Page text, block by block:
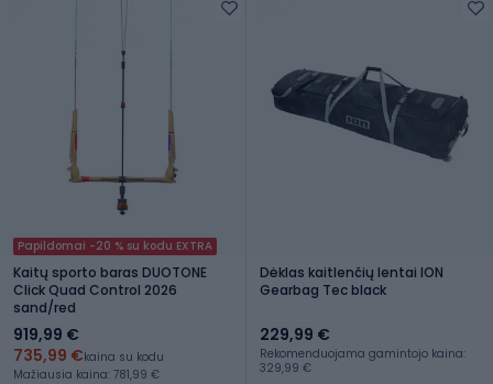
Papildomai -20 % su kodu EXTRA
Kaitų sporto baras DUOTONE
Click Quad Control 2026
sand/red
919,99 €
735,99 €kaina su kodu
Mažiausia kaina: 781,99 €
Dėklas kaitlenčių lentai ION
Gearbag Tec black
229,99 €
Rekomenduojama gamintojo kaina:
329,99 €